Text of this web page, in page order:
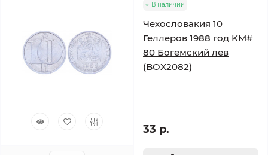
В наличии
Чехословакия 10
Геллеров 1988 год KM#
80 Богемский лев
(BOX2082)
33 р.